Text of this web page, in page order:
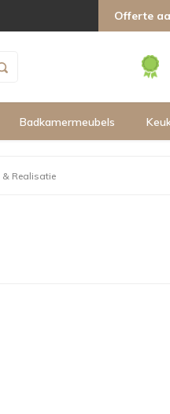
Offerte
Badkamermeubels
& Realisatie